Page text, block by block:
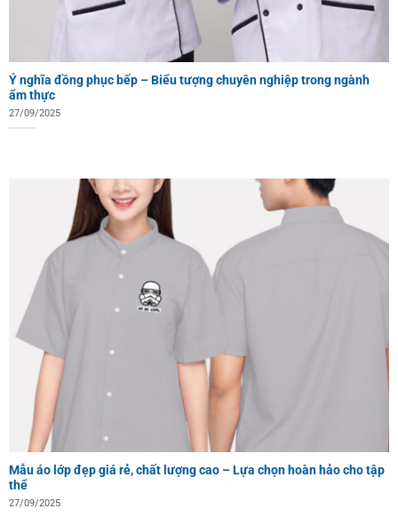
Ý nghĩa đồng phục bếp – Biểu tượng chuyên nghiệp trong ngành
ẩm thực
27/09/2025
Mẫu áo lớp đẹp giá rẻ, chất lượng cao – Lựa chọn hoàn hảo cho tập
thể
27/09/2025